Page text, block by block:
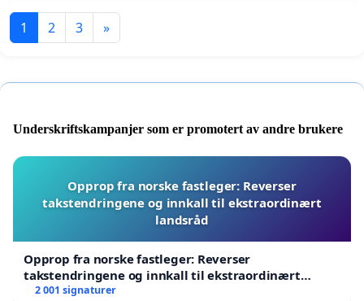
1 2 3 »
Underskriftskampanjer som er promotert av andre brukere
Opprop fra norske fastleger: Reverser
takstendringene og innkall til ekstraordinært
landsråd
Opprop fra norske fastleger: Reverser
takstendringene og innkall til ekstraordinært
landsråd
2 001 signaturer